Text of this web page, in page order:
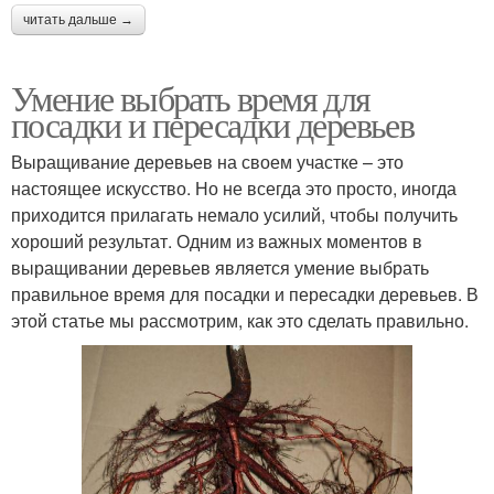
читать дальше →
Умение выбрать время для
посадки и пересадки деревьев
Выращивание деревьев на своем участке – это
настоящее искусство. Но не всегда это просто, иногда
приходится прилагать немало усилий, чтобы получить
хороший результат. Одним из важных моментов в
выращивании деревьев является умение выбрать
правильное время для посадки и пересадки деревьев. В
этой статье мы рассмотрим, как это сделать правильно.